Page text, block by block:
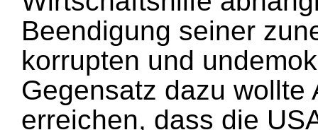
Beendigung seiner
korrupten und
Gegensatz dazu wollte
erreichen, dass die